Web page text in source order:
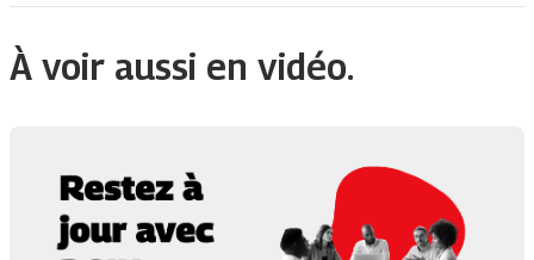
À voir aussi en vidéo.